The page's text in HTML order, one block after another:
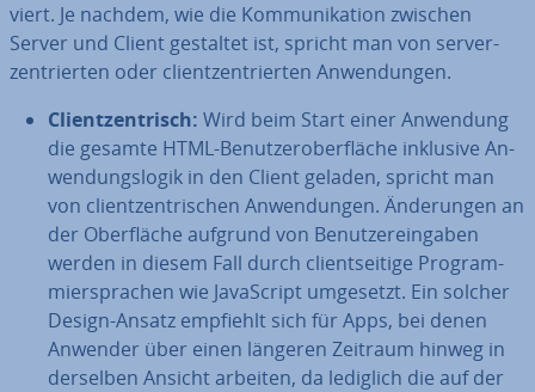
viert. Je nachdem, wie die Kom­mu­ni­ka­ti­on zwischen
Server und Client gestaltet ist, spricht man von ser­ver­
zen­trier­ten oder cli­ent­zen­trier­ten An­wen­dun­gen.
Cli­ent­zen­trisch: Wird beim Start einer Anwendung
die gesamte HTML-Be­nut­zer­ober­flä­che inklusive An­
wen­dungs­lo­gik in den Client geladen, spricht man
von cli­ent­zen­tri­schen An­wen­dun­gen. Än­de­run­gen an
der Ober­flä­che aufgrund von Be­nut­zer­ein­ga­ben
werden in diesem Fall durch cli­ent­sei­ti­ge Pro­gram­
mier­spra­chen wie Ja­va­Script umgesetzt. Ein solcher
Design-Ansatz empfiehlt sich für Apps, bei denen
Anwender über einen längeren Zeitraum hinweg in
derselben Ansicht arbeiten, da lediglich die auf der